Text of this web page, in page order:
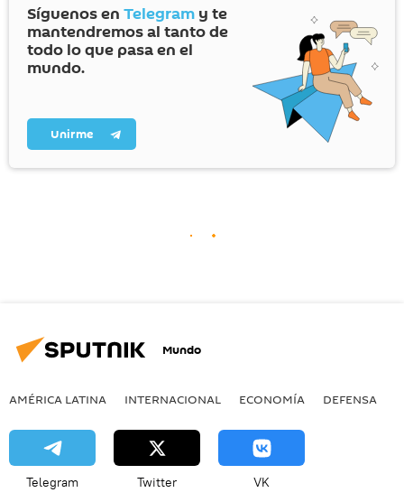
Síguenos en Telegram y te
mantendremos al tanto de
todo lo que pasa en el
mundo.
Unirme
Mundo
AMÉRICA LATINA INTERNACIONAL ECONOMÍA DEFENSA
Telegram Twitter VK